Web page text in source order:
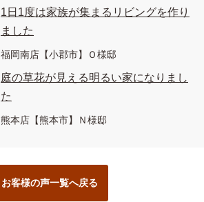
1日1度は家族が集まるリビングを作り
ました
福岡南店【小郡市】Ｏ様邸
庭の草花が見える明るい家になりまし
た
熊本店【熊本市】Ｎ様邸
お客様の声一覧へ戻る